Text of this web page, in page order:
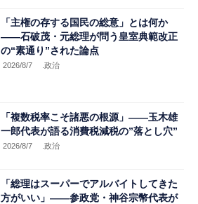
「主権の存する国民の総意」とは何か
――石破茂・元総理が問う皇室典範改正
の“素通り”された論点
2026/8/7 .政治
「複数税率こそ諸悪の根源」――玉木雄
一郎代表が語る消費税減税の”落とし穴”
2026/8/7 .政治
「総理はスーパーでアルバイトしてきた
方がいい」――参政党・神谷宗幣代表が